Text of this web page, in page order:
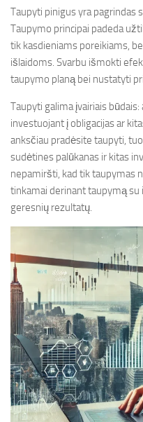
Taupyti pinigus yra pagrindas
Taupymo principai padeda
tik kasdieniams poreikiams,
išlaidoms. Svarbu išmokti
taupymo planą bei nustatyti
Taupyti galima įvairiais
investuojant į obligacijas ar
anksčiau pradėsite taupyti,
sudėtines palūkanas ir kitas
nepamiršti, kad tik taupymas
tinkamai derinant taupymą su
geresnių rezultatų.